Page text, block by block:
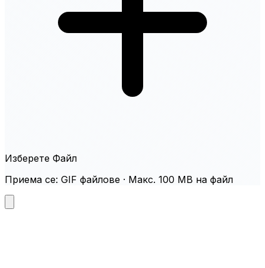
Изберете Файл
Приема се: GIF файлове · Макс. 100 MB на файл